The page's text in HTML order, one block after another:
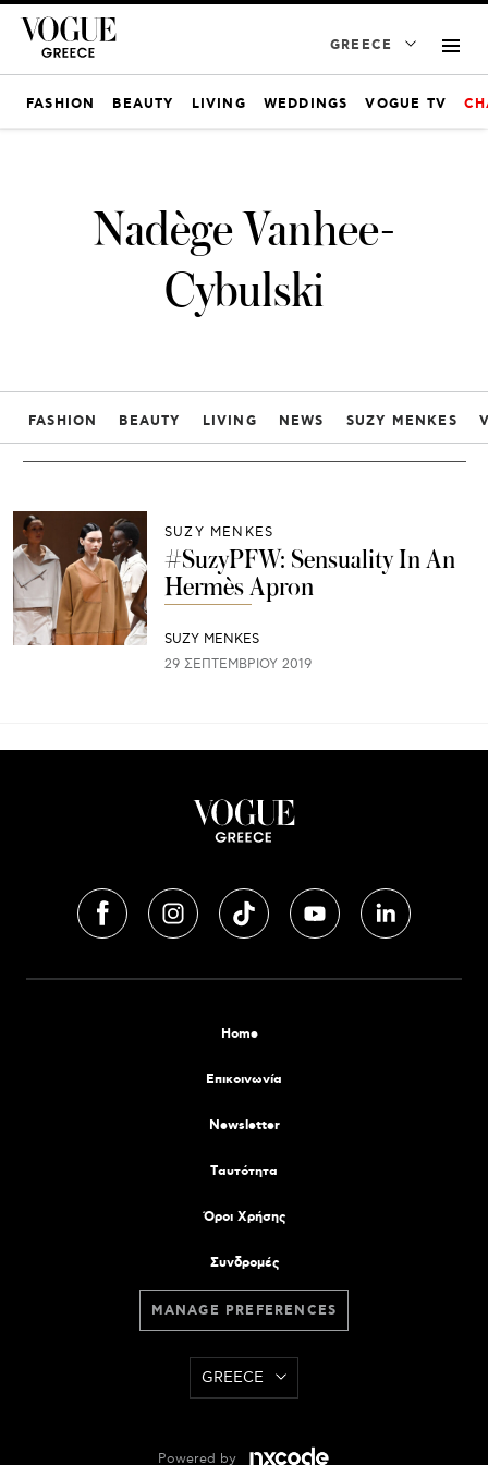
GREECE
FASHION BEAUTY LIVING WEDDINGS VOGUE TV
Nadège Vanhee-
Cybulski
FASHION BEAUTY LIVING NEWS SUZY MENKES
SUZY MENKES
#SuzyPFW: Sensuality In An
Hermès Apron
SUZY MENKES
29 ΣΕΠΤΕΜΒΡΊΟΥ 2019
Home
Επικοινωνία
Newsletter
Tαυτότητα
Όροι Χρήσης
Συνδρομές
MANAGE PREFERENCES
GREECE
Powered by